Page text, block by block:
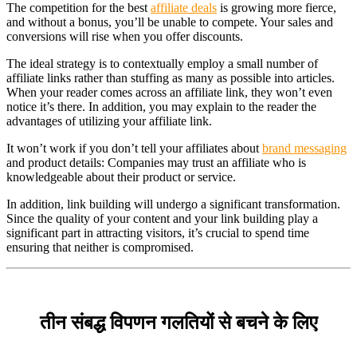
The competition for the best affiliate deals is growing more fierce,
and without a bonus, you’ll be unable to compete. Your sales and
conversions will rise when you offer discounts.
The ideal strategy is to contextually employ a small number of
affiliate links rather than stuffing as many as possible into articles.
When your reader comes across an affiliate link, they won’t even
notice it’s there. In addition, you may explain to the reader the
advantages of utilizing your affiliate link.
It won’t work if you don’t tell your affiliates about brand messaging
and product details: Companies may trust an affiliate who is
knowledgeable about their product or service.
In addition, link building will undergo a significant transformation.
Since the quality of your content and your link building play a
significant part in attracting visitors, it’s crucial to spend time
ensuring that neither is compromised.
तीन संबद्ध विपणन गलतियों से बचने के लिए